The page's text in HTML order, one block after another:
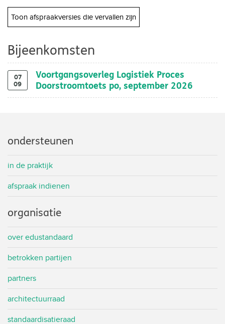
Toon afspraakversies die vervallen zijn
Bijeenkomsten
07
09
Voortgangsoverleg Logistiek Proces
Doorstroomtoets po, september 2026
ondersteunen
in de praktijk
afspraak indienen
organisatie
over edustandaard
betrokken partijen
partners
architectuurraad
standaardisatieraad